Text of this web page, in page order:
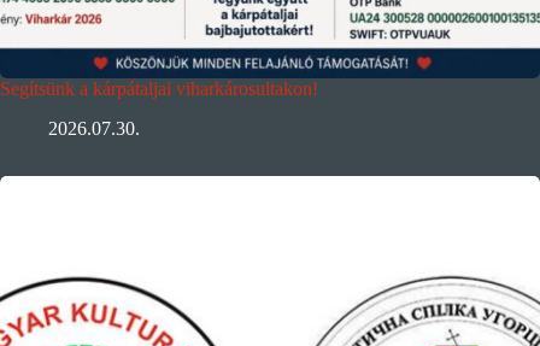
Segítsünk a kárpátaljai viharkárosultakon!
2026.07.30.